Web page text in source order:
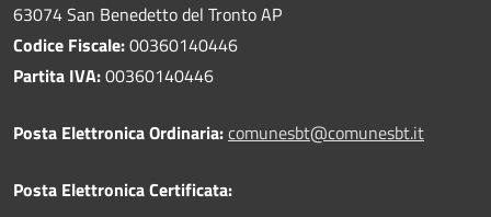
63074 San Benedetto del Tronto AP
Codice Fiscale:00360140446
Partita IVA:00360140446
Posta Elettronica Ordinaria:comunesbt@comunesbt.it
Posta Elettronica Certificata: